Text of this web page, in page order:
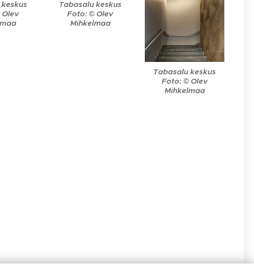
Tabasalu keskus
Foto: © Olev
Mihkelmaa
Tabasalu keskus
Foto: © Olev
Mihkelmaa